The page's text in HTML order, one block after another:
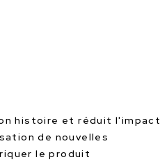
histoire et réduit l'impact
de nouvelles
le produit